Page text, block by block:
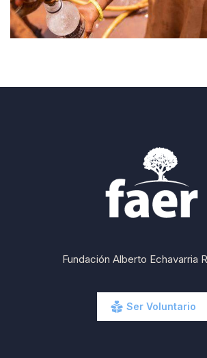
Fundación Alberto Echavarria
Ser Voluntario